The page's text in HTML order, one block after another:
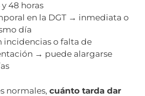
48 horas
en la DGT → inmediata o
día
incidencias o falta de
→ puede alargarse
normales, cuánto tarda dar